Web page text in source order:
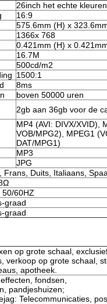
26inch het echte
16:9
575.6mm (H) x
1366x 768
0.421mm (H) x
16.7M
500cd/m2
1500:1
8ms
boven 50000 uren
2gb aan 36gb voor de
MP4 (AVI: DIVX/XVID),
VOB/MPG2), MPEG1
DAT/MPG1)
MP3
JPG
Frans, Duits, Italiaans,
50/60HZ
graad
graad
op grote schaal,
verkoop op grote schaal,
apotheek.
fondsen,
pandjeshuizen;
Telecommunicaties,